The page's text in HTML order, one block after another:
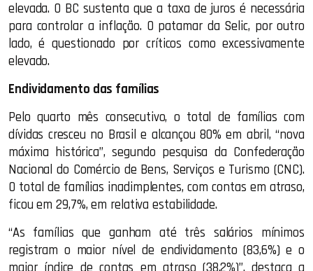
elevada. O BC sustenta que a taxa de juros é necessária
para controlar a inflação. O patamar da Selic, por outro
lado, é questionado por críticos como excessivamente
elevado.
Endividamento das famílias
Pelo quarto mês consecutivo, o total de famílias com
dívidas cresceu no Brasil e alcançou 80% em abril, “nova
máxima histórica”, segundo pesquisa da Confederação
Nacional do Comércio de Bens, Serviços e Turismo (CNC).
O total de famílias inadimplentes, com contas em atraso,
ficou em 29,7%, em relativa estabilidade.
“As famílias que ganham até três salários mínimos
registram o maior nível de endividamento (83,6%) e o